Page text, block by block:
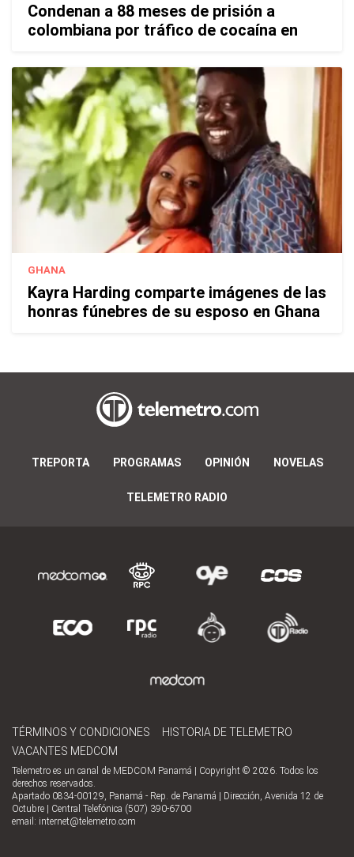
Condenan a 88 meses de prisión a
colombiana por tráfico de cocaína en
GHANA
Kayra Harding comparte imágenes de las
honras fúnebres de su esposo en Ghana
TREPORTA PROGRAMAS OPINIÓN NOVELAS
TELEMETRO RADIO
TÉRMINOS Y CONDICIONES
HISTORIA DE TELEMETRO
VACANTES MEDCOM
Telemetro es un canal de MEDCOM Panamá | Copyright © 2026. Todos los
derechos reservados.
Apartado 0834-00129, Panamá - Rep. de Panamá | Dirección, Avenida 12 de
Octubre | Central Telefónica (507) 390-6700
email: internet@telemetro.com